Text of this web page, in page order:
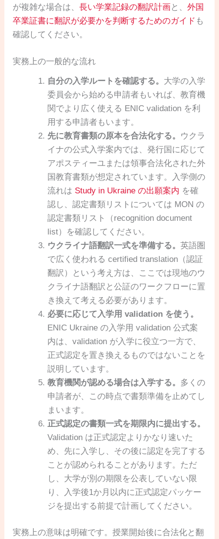
が複雑な場合は、長い学業記録の翻訳計画 と、外国
卒業証書に翻訳が必要かを判断するためのガイド も
確認してください。
実務上の一般的な流れ
自分の入学ルートを確認する。 大学の入学
委員会から始める申請者もいれば、教育機
関でより広く使える ENIC validation を利
用する申請者もいます。
先に教育書類の原本を合法化する。 ウクラ
イナの公式入学案内では、発行国に応じて
アポスティーユまたは領事合法化された外
国教育書類が想定されています。入学側の
流れは Study in Ukraine の出願案内 を確
認し、認定書類リストについては MON の
認定書類リスト（recognition document
list）を確認してください。
ウクライナ語翻訳一式を準備する。英語圏
で広く使われる certified translation（認証
翻訳）という考え方は、ここでは現地のウ
クライナ語翻訳と公証のワークフローに置
き換えて考える必要があります。
必要に応じて入学用 validation を使う。
ENIC Ukraine の入学用 validation 公式案
内は、validation が入学に役立つ一方で、
正式認定を置き換えるものではないことを
説明しています。
教育機関が認める場合は入学する。 多くの
申請者が、この時点で書類準備を止めてし
まいます。
正式認定の書類一式を期限内に提出する。
Validation は正式認定よりかなり速いた
め、先に入学し、その後に認定を完了する
ことが認められることがあります。ただ
し、大学が別の期限を公表していない限
り、入学後1か月以内に正式認定パッケー
ジを提出する前提で計画してください。
実務上の意味は明確です。授業開始後に合法化と翻